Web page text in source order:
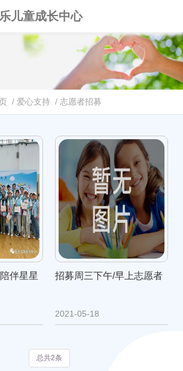
儿童成长中心
/ 爱心支持 / 志愿者招募
伴星星
招募周三下午/早上志愿者
2021-05-18
总共2条